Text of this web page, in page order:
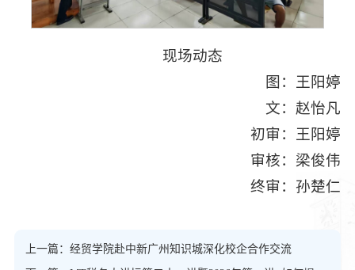
现场动态
图：王阳婷
文：赵怡凡
初审：王阳婷
审核：梁俊伟
终审：孙楚仁
上一篇：经贸学院赴中新广州知识城深化校企合作交流